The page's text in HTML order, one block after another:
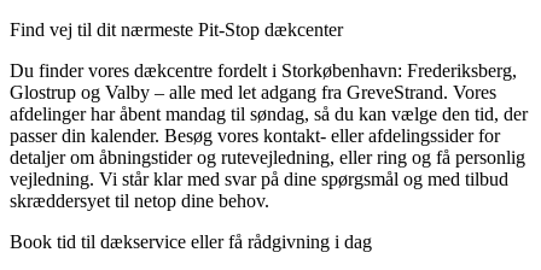
Find vej til dit nærmeste Pit-Stop dækcenter
Du finder vores dækcentre fordelt i Storkøbenhavn: Frederiksberg,
Glostrup og Valby – alle med let adgang fra GreveStrand. Vores
afdelinger har åbent mandag til søndag, så du kan vælge den tid, der
passer din kalender. Besøg vores kontakt- eller afdelingssider for
detaljer om åbningstider og rutevejledning, eller ring og få personlig
vejledning. Vi står klar med svar på dine spørgsmål og med tilbud
skræddersyet til netop dine behov.
Book tid til dækservice eller få rådgivning i dag